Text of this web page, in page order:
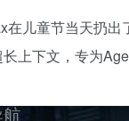
在儿童节当天扔
上下文，专为